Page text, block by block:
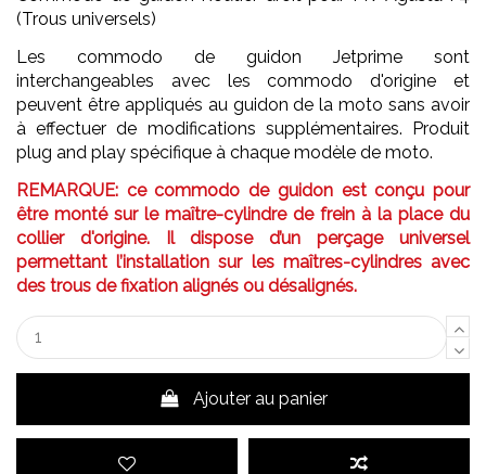
(Trous universels)
Les commodo de guidon Jetprime sont
interchangeables avec les commodo d'origine et
peuvent être appliqués au guidon de la moto sans avoir
à effectuer de modifications supplémentaires. Produit
plug and play spécifique à chaque modèle de moto.
REMARQUE: ce commodo de guidon est conçu pour
être monté sur le maître-cylindre de frein à la place du
collier d'origine. Il dispose d’un perçage universel
permettant l’installation sur les maîtres-cylindres avec
des trous de fixation alignés ou désalignés.
Ajouter au panier